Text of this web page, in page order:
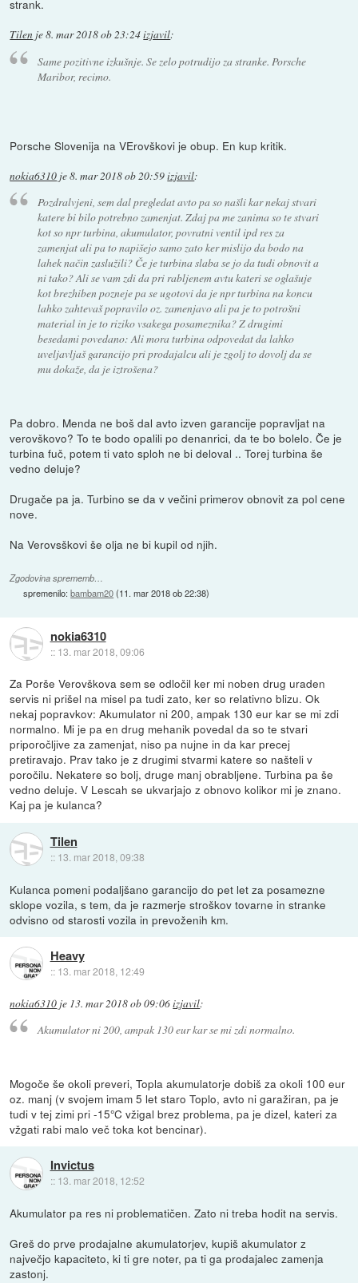
strank.
Tilen je8. mar 2018 ob 23:24izjavil:
Same pozitivne izkušnje. Se zelo potrudijo za stranke. Porsche
Maribor, recimo.
Porsche Slovenija na VErovškovi je obup. En kup kritik.
nokia6310 je8. mar 2018 ob 20:59izjavil:
Pozdralvjeni, sem dal pregledat avto pa so našli kar nekaj stvari
katere bi bilo potrebno zamenjat. Zdaj pa me zanima so te stvari
kot so npr turbina, akumulator, povratni ventil ipd res za
zamenjat ali pa to napišejo samo zato ker mislijo da bodo na
lahek način zaslužili? Če je turbina slaba se jo da tudi obnovit a
ni tako? Ali se vam zdi da pri rabljenem avtu kateri se oglašuje
kot brezhiben pozneje pa se ugotovi da je npr turbina na koncu
lahko zahtevaš popravilo oz. zamenjavo ali pa je to potrošni
material in je to riziko vsakega posameznika? Z drugimi
besedami povedano: Ali mora turbina odpovedat da lahko
uveljavljaš garancijo pri prodajalcu ali je zgolj to dovolj da se
mu dokaže, da je iztrošena?
Pa dobro. Menda ne boš dal avto izven garancije popravljat na
verovškovo? To te bodo opalili po denanrici, da te bo bolelo. Če je
turbina fuč, potem ti vato sploh ne bi deloval .. Torej turbina še
vedno deluje?
Drugače pa ja. Turbino se da v večini primerov obnovit za pol cene
nove.
Na Verovsškovi še olja ne bi kupil od njih.
Zgodovina sprememb…
spremenilo:bambam20(11. mar 2018 ob 22:38)
nokia6310
:: 13. mar 2018, 09:06
Za Porše Verovškova sem se odločil ker mi noben drug uraden
servis ni prišel na misel pa tudi zato, ker so relativno blizu. Ok
nekaj popravkov: Akumulator ni 200, ampak 130 eur kar se mi zdi
normalno. Mi je pa en drug mehanik povedal da so te stvari
priporočljive za zamenjat, niso pa nujne in da kar precej
pretiravajo. Prav tako je z drugimi stvarmi katere so našteli v
poročilu. Nekatere so bolj, druge manj obrabljene. Turbina pa še
vedno deluje. V Lescah se ukvarjajo z obnovo kolikor mi je znano.
Kaj pa je kulanca?
Tilen
:: 13. mar 2018, 09:38
Kulanca pomeni podaljšano garancijo do pet let za posamezne
sklope vozila, s tem, da je razmerje stroškov tovarne in stranke
odvisno od starosti vozila in prevoženih km.
Heavy
:: 13. mar 2018, 12:49
nokia6310 je 13. mar 2018 ob 09:06izjavil:
Akumulator ni 200, ampak 130 eur kar se mi zdi normalno.
Mogoče še okoli preveri, Topla akumulatorje dobiš za okoli 100 eur
oz. manj (v svojem imam 5 let staro Toplo, avto ni garažiran, pa je
tudi v tej zimi pri -15°C vžigal brez problema, pa je dizel, kateri za
vžgati rabi malo več toka kot bencinar).
Invictus
:: 13. mar 2018, 12:52
Akumulator pa res ni problematičen. Zato ni treba hodit na servis.
Greš do prve prodajalne akumulatorjev, kupiš akumulator z
največjo kapaciteto, ki ti gre noter, pa ti ga prodajalec zamenja
zastonj.